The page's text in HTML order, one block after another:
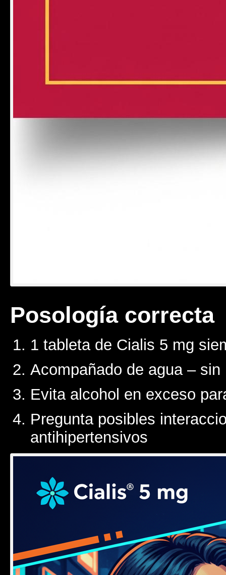
Posología correcta
1 tableta de Cialis 5 mg
Acompañado de agua –
Evita alcohol en exceso
Pregunta posibles
antihipertensivos